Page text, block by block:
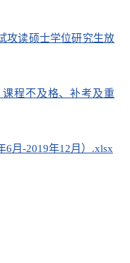
攻读硕士学位研究生放
程不及格、补考及重
6月-2019年12月）.xlsx